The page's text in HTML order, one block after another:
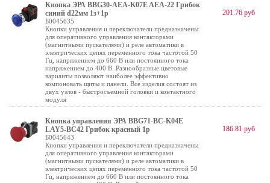
Кнопка ЭРА BBG30-AEA-K07E AEА-22 Грибок
синий d22мм 1з+1р
Б0045635
Кнопки управления и переключатели предназначены
для оперативного управления контакторами
(магнитными пускателями) и реле автоматики в
электрических цепях переменного тока частотой 50
Гц, напряжением до 660 В или постоянного тока
напряжением до 400 В. Разнообразные цветовые
варианты позволяют наиболее эффективно
компоновать щиты и панели. Все изделия состоят из
двух узлов - быстросъемной головки и контактного
модуля
201.76 руб
Кнопка управления ЭРА BBG71-BC-K04E
LAY5-BC42 Грибок красный 1р
Б0045643
Кнопки управления и переключатели предназначены
для оперативного управления контакторами
(магнитными пускателями) и реле автоматики в
электрических цепях переменного тока частотой 50
Гц, напряжением до 660 В или постоянного тока
186.81 руб